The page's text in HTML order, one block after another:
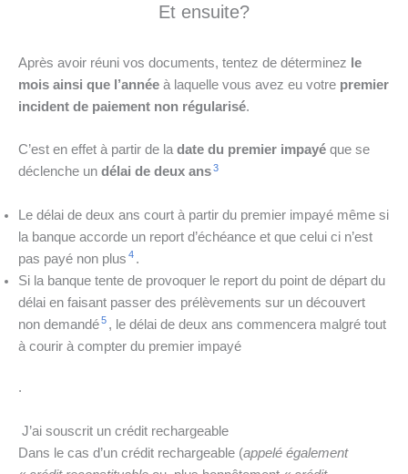
Et ensuite?
Après avoir réuni vos documents, tentez de déterminez le
mois ainsi que l’année à laquelle vous avez eu votre premier
incident de paiement non régularisé.
C’est en effet à partir de ladate du premier impayé que se
déclenche un délai de deux ans3
Le délai de deux ans court à partir du premier impayé même si
la banque accorde un report d’échéance et que celui ci n’est
pas payé non plus 4 .
Si la banque tente de provoquer le report du point de départ du
délai en faisant passer des prélèvements sur un découvert
non demandé5 , le délai de deux ans commencera malgré tout
à courir à compter du premier impayé
.
J’ai souscrit un crédit rechargeable
Dans le cas d’un crédit rechargeable (appelé également